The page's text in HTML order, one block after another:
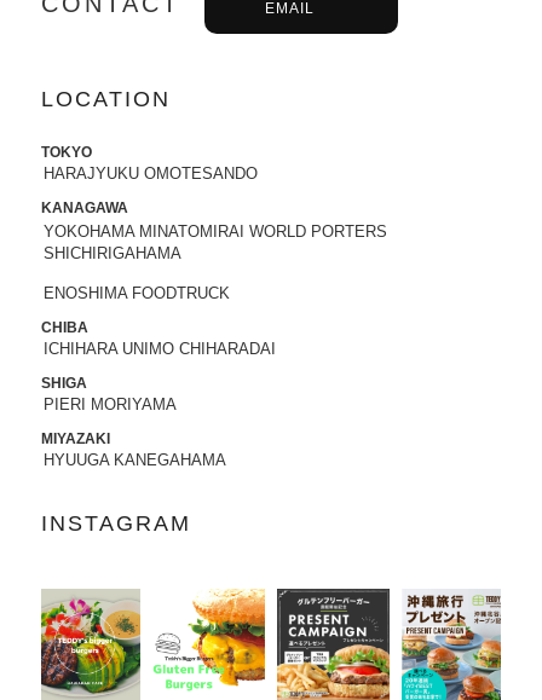
にて、TEDDY'S BIGGER BURGERSの
2022.09.13
日之出出版「Fine 2022年10月号」にて、
テディーズビガーバーガー原宿表参道店
9/7から9/12まで、大丸札幌店＜アロ！ハ
URGERSが期間限定でOPENします。
2022.07.21
PENします。
2022.06.28
7/13-7/18まで、阪急うめだ本店に、TEDD
Y'S BIGGER BURGERSが期間限定でOP
ENします。
EMAIL
LOCATION
TOKYO
HARAJYUKU OMOTESANDO
KANAGAWA
YOKOHAMA MINATOMIRAI WORLD PORTERS
SHICHIRIGAHAMA
ENOSHIMA FOODTRUCK
CHIBA
ICHIHARA UNIMO CHIHARADAI
SHIGA
PIERI MORIYAMA
MIYAZAKI
HYUUGA KANEGAHAMA
INSTAGRAM